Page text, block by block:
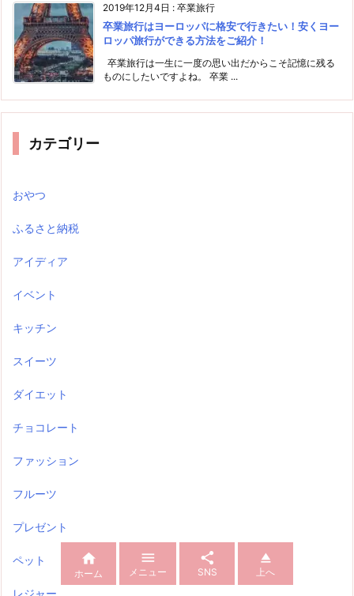
2019年12月4日 : 卒業旅行
卒業旅行はヨーロッパに格安で行きたい！安くヨー
ロッパ旅行ができる方法をご紹介！
卒業旅行は一生に一度の思い出だからこそ記憶に残る
ものにしたいですよね。 卒業 ...
カテゴリー
おやつ
ふるさと納税
アイディア
イベント
キッチン
スイーツ
ダイエット
チョコレート
ファッション
フルーツ
プレゼント
ペット
レジャー

ホーム

メニュー

SNS

上へ